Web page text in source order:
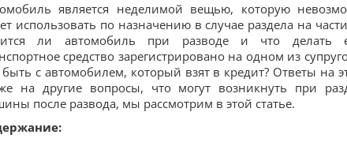
является неделимой вещью, которую
использовать по назначению в случае раздела на
ли автомобиль при разводе и что делать
средство зарегистрировано на одном из
быть с автомобилем, который взят в кредит? Ответы на
на другие вопросы, что могут возникнуть при
после развода, мы рассмотрим в этой статье.